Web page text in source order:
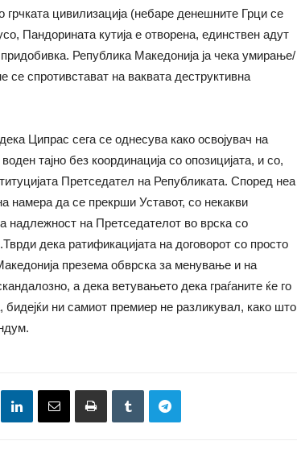
грчката цивилизација (небаре денешните Грци се
Пандорината кутија е отворена, единствен адут
Република Македонија ја чека умирање/
се спротивстават на ваквата деструктивна
Ципрас сега се однесува како освојувач на
тајно без координација со опозицијата, и со,
Претседател на Републиката. Според неа
намера да се прекрши Уставот, со некакви
надлежност на Претседателот во врска со
дека ратификацијата на договорот со просто
презема обврска за менување и на
а дека ветувањето дека граѓаните ќе го
ни самиот премиер не разликувал, како што